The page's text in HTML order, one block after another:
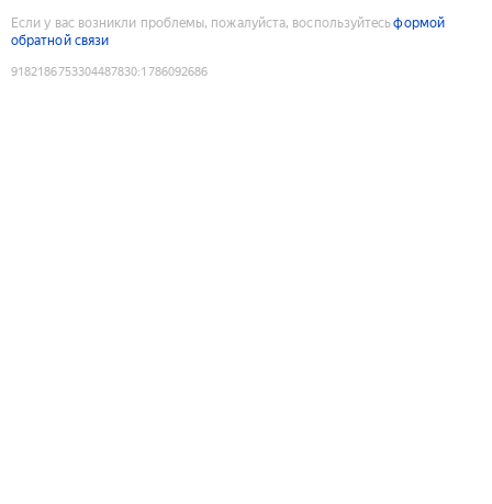
Если у вас возникли проблемы, пожалуйста, воспользуйтесьформой
обратной связи
9182186753304487830:1786092686